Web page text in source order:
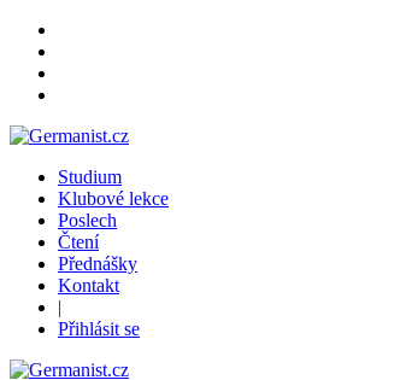
Studium
Klubové lekce
Poslech
Čtení
Přednášky
Kontakt
|
Přihlásit se